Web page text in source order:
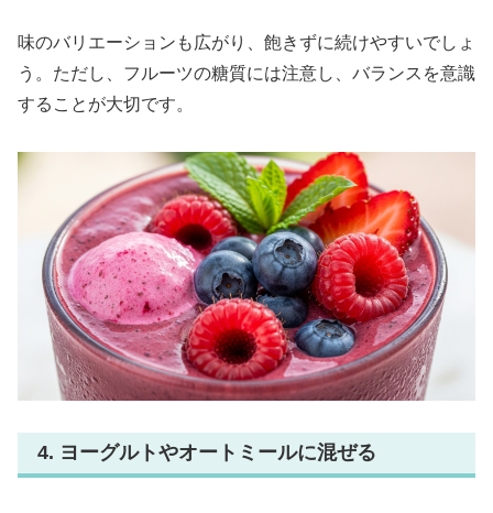
味のバリエーションも広がり、飽きずに続けやすいでしょ
う。ただし、フルーツの糖質には注意し、バランスを意識
することが大切です。
4. ヨーグルトやオートミールに混ぜる